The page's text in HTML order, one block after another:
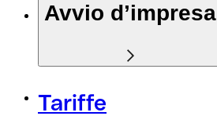
Avvio d’impresa
Tariffe